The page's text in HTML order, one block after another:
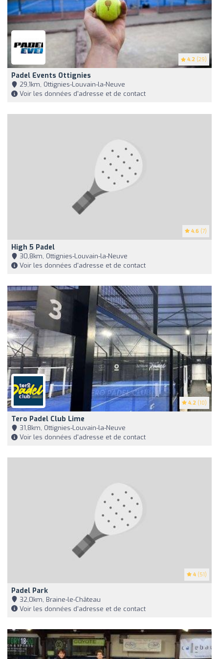
4.2 (29)
Padel Events Ottignies
29,1km, Ottignies-Louvain-la-Neuve
Voir les données d'adresse et de contact
4.6 (7)
High 5 Padel
30,8km, Ottignies-Louvain-la-Neuve
Voir les données d'adresse et de contact
4.2 (10)
Tero Padel Club Lime
31,8km, Ottignies-Louvain-la-Neuve
Voir les données d'adresse et de contact
4 (51)
Padel Park
32,0km, Braine-le-Château
Voir les données d'adresse et de contact